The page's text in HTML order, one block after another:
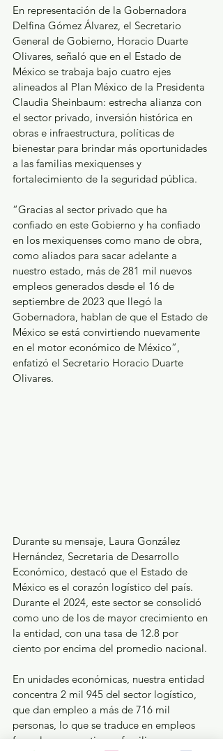
En representación de la Gobernadora
Delfina Gómez Álvarez, el Secretario
General de Gobierno, Horacio Duarte
Olivares, señaló que en el Estado de
México se trabaja bajo cuatro ejes
alineados al Plan México de la Presidenta
Claudia Sheinbaum: estrecha alianza con
el sector privado, inversión histórica en
obras e infraestructura, políticas de
bienestar para brindar más oportunidades
a las familias mexiquenses y
fortalecimiento de la seguridad pública.
“Gracias al sector privado que ha
confiado en este Gobierno y ha confiado
en los mexiquenses como mano de obra,
como aliados para sacar adelante a
nuestro estado, más de 281 mil nuevos
empleos generados desde el 16 de
septiembre de 2023 que llegó la
Gobernadora, hablan de que el Estado de
México se está convirtiendo nuevamente
en el motor económico de México”,
enfatizó el Secretario Horacio Duarte
Olivares.
Durante su mensaje, Laura González
Hernández, Secretaria de Desarrollo
Económico, destacó que el Estado de
México es el corazón logístico del país.
Durante el 2024, este sector se consolidó
como uno de los de mayor crecimiento en
la entidad, con una tasa de 12.8 por
ciento por encima del promedio nacional.
En unidades económicas, nuestra entidad
concentra 2 mil 945 del sector logístico,
que dan empleo a más de 716 mil
personas, lo que se traduce en empleos
formales que sostienen familias e